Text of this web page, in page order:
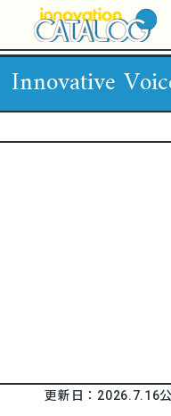
Innovative
更新日：2026.7.16